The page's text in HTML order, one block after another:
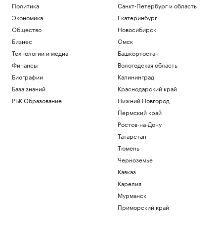
Политика
Экономика
Общество
Бизнес
Технологии и медиа
Финансы
Биографии
База знаний
РБК Образование
Санкт-Петербург и область
Екатеринбург
Новосибирск
Омск
Башкортостан
Вологодская область
Калининград
Краснодарский край
Нижний Новгород
Пермский край
Ростов-на-Дону
Татарстан
Тюмень
Черноземье
Кавказ
Карелия
Мурманск
Приморский край